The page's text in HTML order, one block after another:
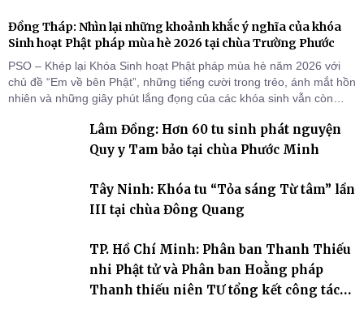
Đồng Tháp: Nhìn lại những khoảnh khắc ý nghĩa của khóa
Sinh hoạt Phật pháp mùa hè 2026 tại chùa Trường Phước
PSO – Khép lại Khóa Sinh hoạt Phật pháp mùa hè năm 2026 với
chủ đề “Em về bên Phật”, những tiếng cười trong trẻo, ánh mắt hồn
nhiên và những giây phút lắng đọng của các khóa sinh vẫn còn
Tháp). Những tuần tu học ngắn ngủi nhưng đã trở thành hành
trang quý báu, gieo những hạt giống thiện l
Lâm Đồng: Hơn 60 tu sinh phát nguyện
Quy y Tam bảo tại chùa Phước Minh
Tây Ninh: Khóa tu “Tỏa sáng Từ tâm” lần
III tại chùa Đông Quang
TP. Hồ Chí Minh: Phân ban Thanh Thiếu
nhi Phật tử và Phân ban Hoằng pháp
Thanh thiếu niên TƯ tổng kết công tác